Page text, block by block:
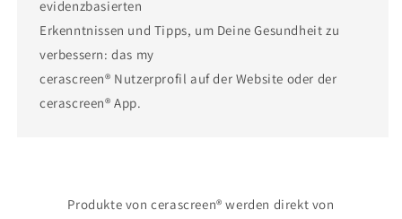
evidenzbasierten
Erkenntnissen und Tipps, um Deine Gesundheit zu
verbessern: das my
cerascreen® Nutzerprofil auf der Website oder der
cerascreen® App.
Produkte von cerascreen® werden direkt von